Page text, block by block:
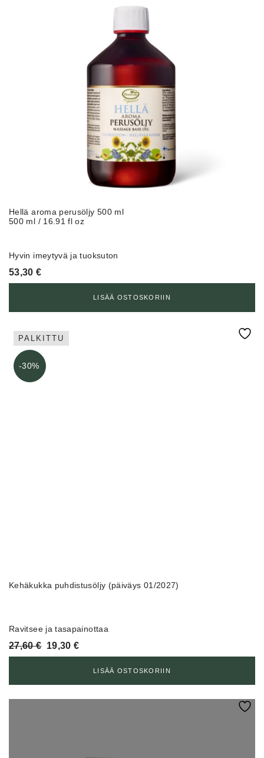
Hellä aroma perusöljy 500 ml
500 ml / 16.91 fl oz
Hyvin imeytyvä ja tuoksuton
53,30€
LISÄÄ OSTOSKORIIN
PALKITTU
-30%
Kehäkukka puhdistusöljy (päiväys 01/2027)
Ravitsee ja tasapainottaa
27,60€ Alkuperäinen
hinta
19,30€Nykyinen
hinta
on:LISÄÄ OSTOSKORIIN